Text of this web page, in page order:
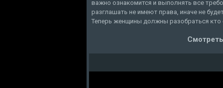
важно ознакомится и выполнять все
разглашать не имеют права, иначе не
Теперь женщины должны разобраться кто